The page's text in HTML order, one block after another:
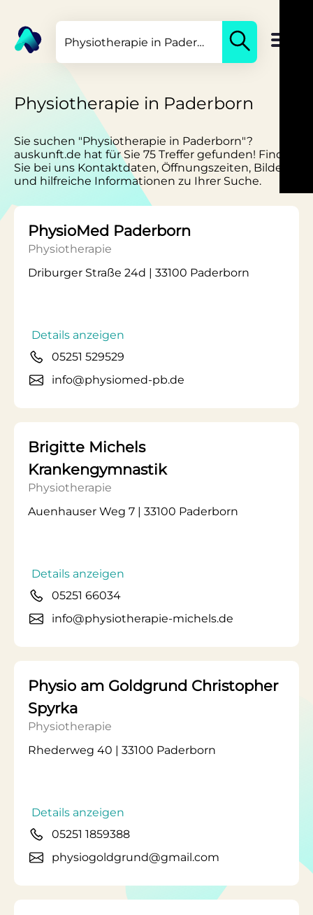
Physiotherapie in Paderborn
Sie suchen "Physiotherapie in Paderborn"?
auskunft.de hat für Sie 75 Treffer gefunden! Finden
Sie bei uns Kontaktdaten, Öffnungszeiten, Bilder
und hilfreiche Informationen zu Ihrer Suche.
PhysioMed Paderborn
Physiotherapie
Driburger Straße 24d | 33100 Paderborn
Details anzeigen
05251 529529
info@physiomed-pb.de
Brigitte Michels
Krankengymnastik
Physiotherapie
Auenhauser Weg 7 | 33100 Paderborn
Details anzeigen
05251 66034
info@physiotherapie-michels.de
Physio am Goldgrund Christopher
Spyrka
Physiotherapie
Rhederweg 40 | 33100 Paderborn
Details anzeigen
05251 1859388
physiogoldgrund@gmail.com